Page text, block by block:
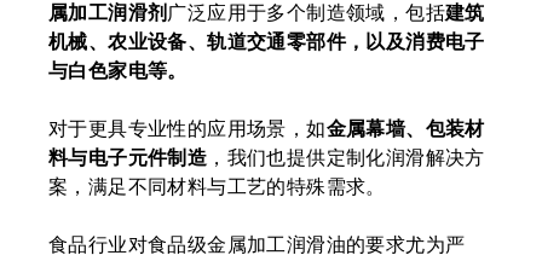
属加工润滑剂 广泛应用于多个制造领域，包括建筑
机械、农业设备、轨道交通零部件，以及消费电子
与白色家电等。
对于更具专业性的应用场景，如金属幕墙、包装材
料与电子元件制造 ，我们也提供定制化润滑解决方
案，满足不同材料与工艺的特殊需求。
食品行业对食品级金属加工润滑油的要求尤为严